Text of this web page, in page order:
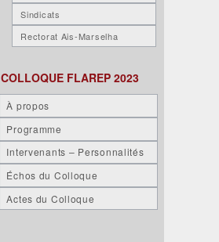
Sindicats
Rectorat Ais-Marselha
COLLOQUE FLAREP 2023
À propos
Programme
Intervenants – Personnalités
Échos du Colloque
Actes du Colloque